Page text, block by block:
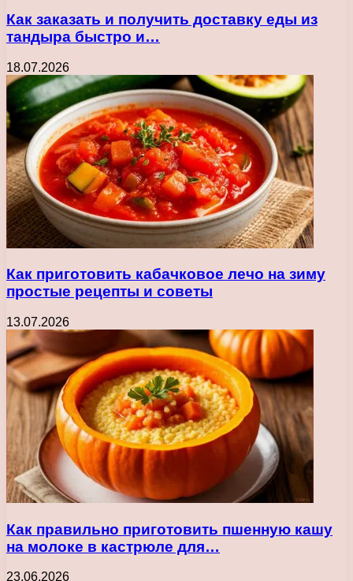
Как заказать и получить доставку еды из
тандыра быстро и…
18.07.2026
Как приготовить кабачковое лечо на зиму
простые рецепты и советы
13.07.2026
Как правильно приготовить пшенную кашу
на молоке в кастрюле для…
23.06.2026